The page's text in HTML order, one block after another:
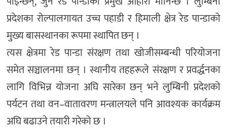
प्रदेशका रोल्पालगायत उच्च पहाडी र हिमाली क्षेत्र रेड पान्डाको
मुख्य बासस्थानका रूपमा स्थापित छन् ।
त्यस क्षेत्रमा रेड पान्डा संरक्षण तथा खोजीसम्बन्धी परियोजना
समेत सञ्चालनमा छन् । स्थानीय तहहरूले संरक्षण र प्रवर्द्धनका
लागि विभिन्न योजना अघि सारेका छन् भने लुम्बिनी प्रदेशको
पर्यटन तथा वन–वातावरण मन्त्रालयले पनि आवश्यक कार्यक्रम
अघि बढाउने तयारी गरेको छ ।